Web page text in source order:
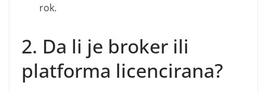
rok.
2. Da li je broker ili
platforma licencirana?